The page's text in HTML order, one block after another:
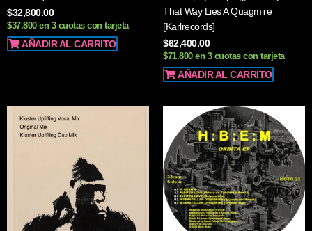
$32,800.00
$37.800 en 3 cuotas con tarjeta
AÑADIR AL CARRITO
That Way Lies A Quagmire
[Karlrecords]
$62,400.00
$71.800 en 3 cuotas con tarjeta
AÑADIR AL CARRITO